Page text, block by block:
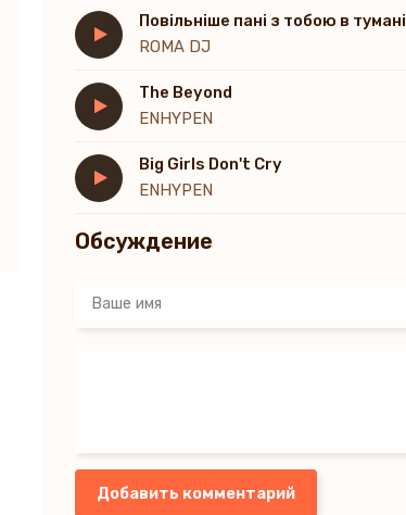
Повільніше пані з тобою в тумані
ROMA DJ
The Beyond
ENHYPEN
Big Girls Don't Cry
ENHYPEN
Обсуждение
Добавить комментарий